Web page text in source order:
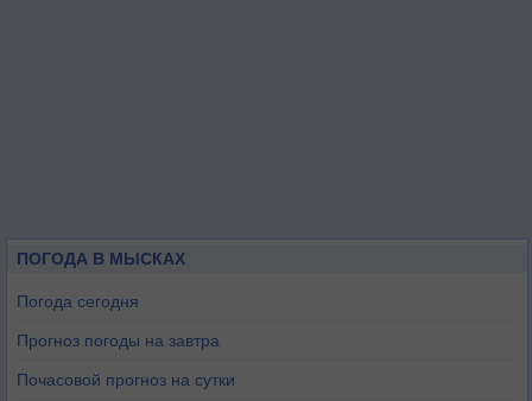
ПОГОДА В МЫСКАХ
Погода сегодня
Прогноз погоды на завтра
Почасовой прогноз на сутки